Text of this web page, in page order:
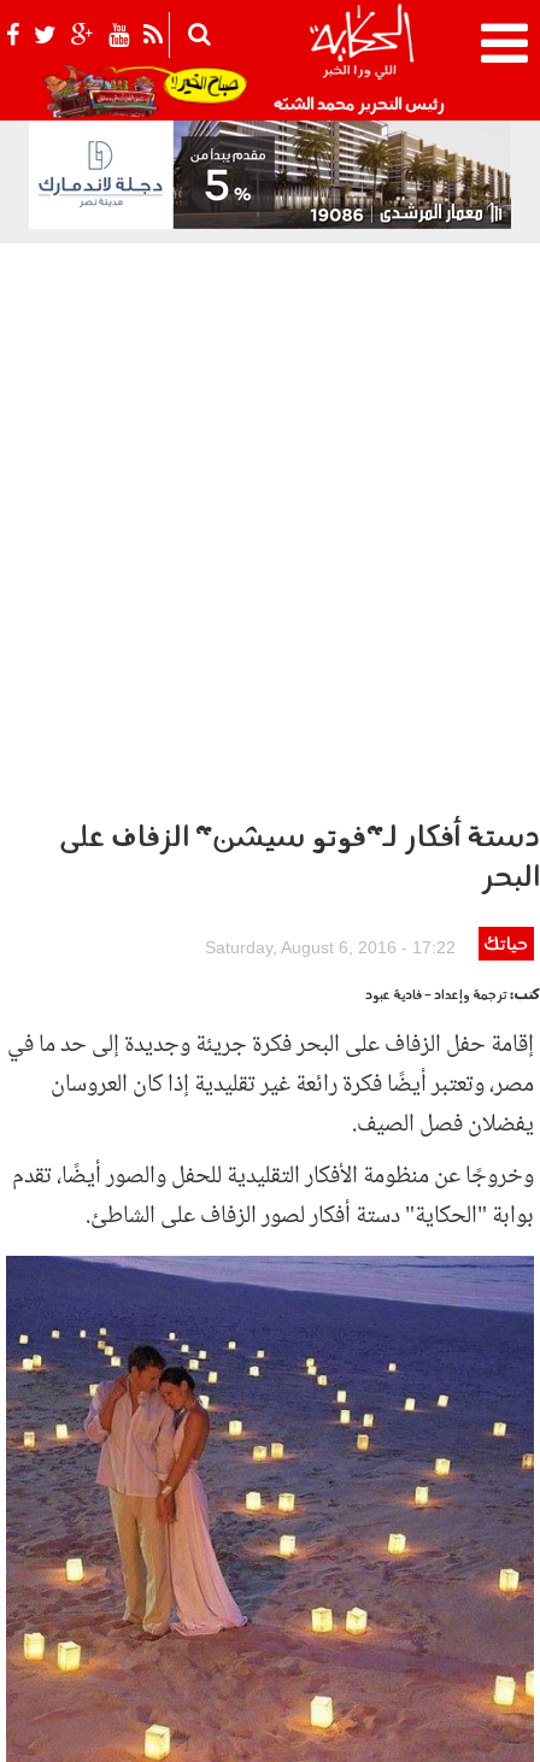
رئيس التحرير محمد الشبّه 021_2.png
دستة أفكار لـ"فوتو سيشن" الزفاف على
البحر
adc139c9aefd81af46040adce325340d.jpg
حياتك Saturday, August 6, 2016 - 17:22
كتب:ترجمة وإعداد - فادية عبود
إقامة حفل الزفاف على البحر فكرة جريئة وجديدة إلى حد ما في
مصر، وتعتبر أيضًا فكرة رائعة غير تقليدية إذا كان العروسان
يفضلان فصل الصيف.
وخروجًا عن منظومة الأفكار التقليدية للحفل والصور أيضًا، تقدم
بوابة "الحكاية" دستة أفكار لصور الزفاف على الشاطئ.
lights-500.jpg